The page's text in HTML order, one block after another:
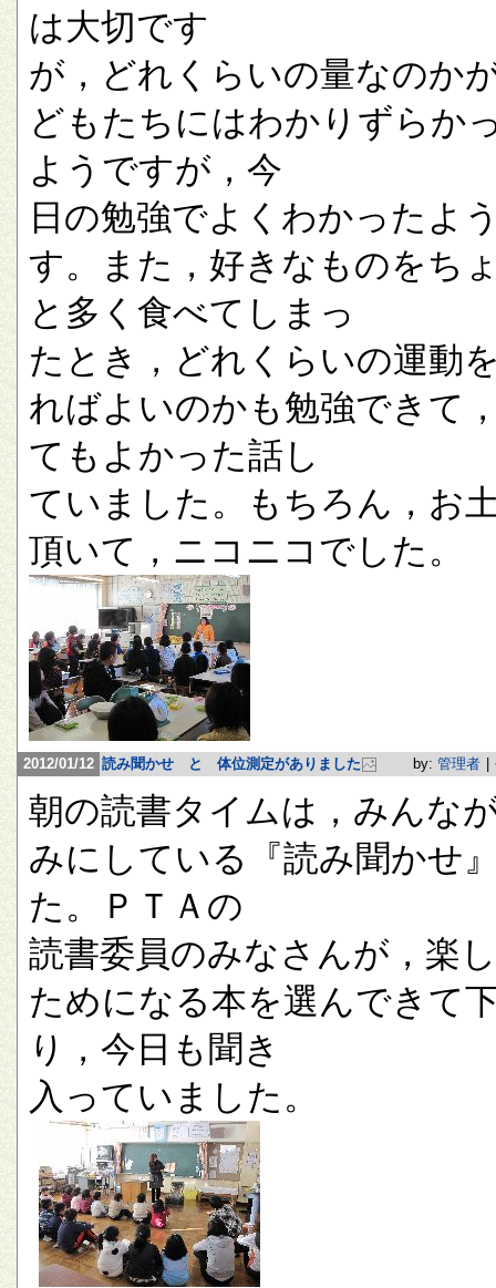
は大切です
が，どれくらいの量なのか
どもたちにはわかりずらか
ようですが，今
日の勉強でよくわかったよ
す。また，好きなものをち
と多く食べてしまっ
たとき，どれくらいの運動
ればよいのかも勉強できて
てもよかった話し
ていました。もちろん，お
頂いて，ニコニコでした。
2012/01/12 読み聞かせ と 体位測定がありました by: 管理者
朝の読書タイムは，みんな
みにしている『読み聞かせ
た。ＰＴＡの
読書委員のみなさんが，楽
ためになる本を選んできて
り，今日も聞き
入っていました。